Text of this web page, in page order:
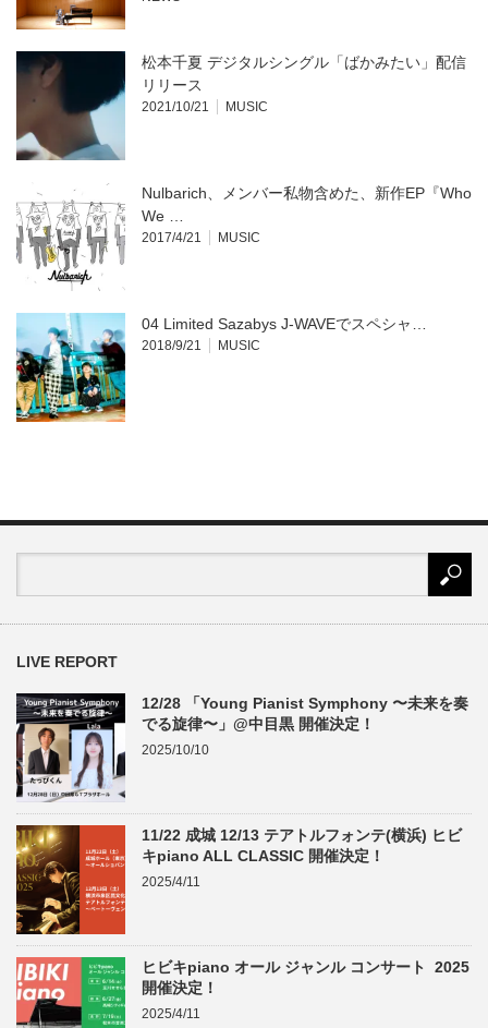
松本千夏 デジタルシングル「ばかみたい」配信
リリース
2021/10/21 MUSIC
Nulbarich、メンバー私物含めた、新作EP『Who
We …
2017/4/21 MUSIC
04 Limited Sazabys J-WAVEでスペシャ…
2018/9/21 MUSIC
LIVE REPORT
12/28 「Young Pianist Symphony 〜未来を奏
でる旋律〜」@中目黒 開催決定！
2025/10/10
11/22 成城 12/13 テアトルフォンテ(横浜) ヒビ
キpiano ALL CLASSIC 開催決定！
2025/4/11
ヒビキpiano オール ジャンル コンサート 2025
開催決定！
2025/4/11